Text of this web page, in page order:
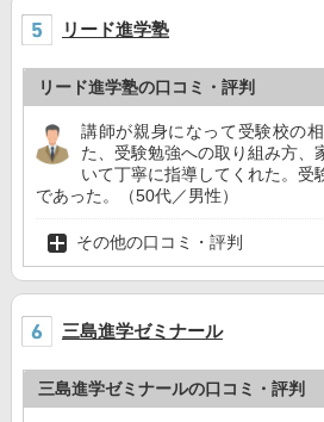
リード進学塾
リード進学塾の口コミ・評判
講師が親身になって受験校の
た、受験勉強への取り組み方、
いて丁寧に指導してくれた。受
であった。（50代／男性）
その他の口コミ・評判
三島進学ゼミナール
三島進学ゼミナールの口コミ・評判